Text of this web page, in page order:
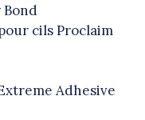
cils Proclaim
Adhesive